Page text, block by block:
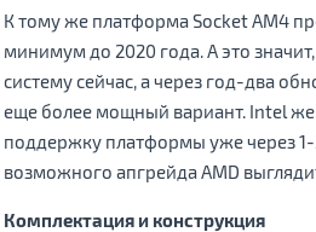
К тому же платформа Socket AM4
минимум до 2020 года. А это
систему сейчас, а через год-два
еще более мощный вариант. Intel
поддержку платформы уже через
возможного апгрейда AMD
Комплектация и конструкция